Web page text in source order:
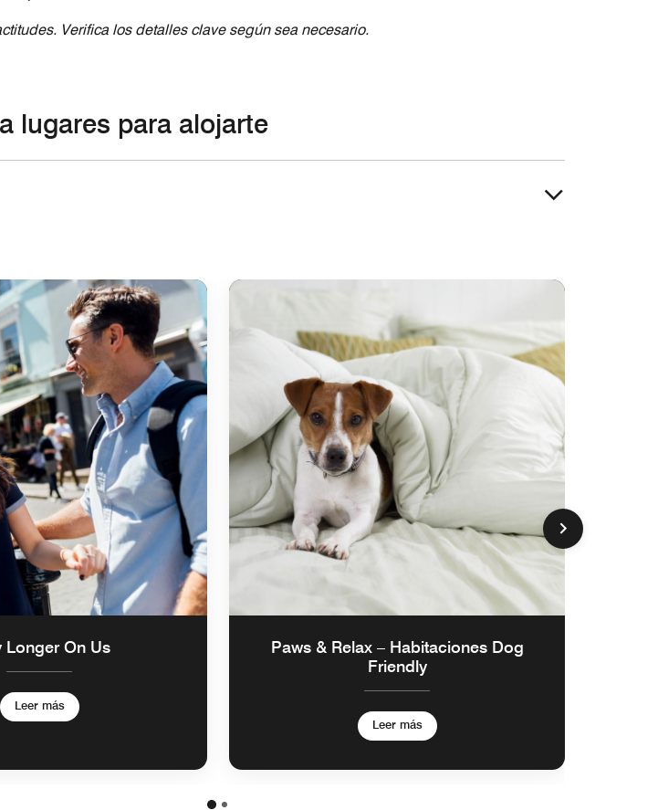
Verifica los detalles clave según sea necesario.
lugares para alojarte
Longer On Us
Leer más
Paws & Relax – Habitaciones Dog
Friendly
Leer más